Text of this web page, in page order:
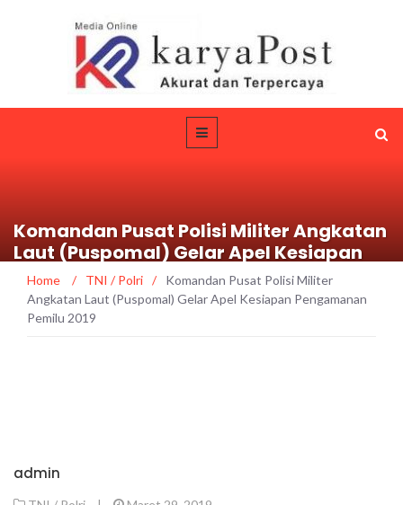
Komandan Pusat Polisi Militer Angkatan
Laut (Puspomal) Gelar Apel Kesiapan
Pengamanan Pemilu 2019
Home / TNI / Polri /
Komandan Pusat Polisi Militer
Angkatan Laut (Puspomal) Gelar Apel Kesiapan Pengamanan
Pemilu 2019
admin